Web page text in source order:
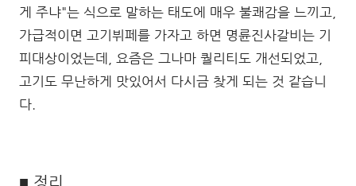
게 주냐"는 식으로 말하는 태도에 매우 불쾌감을 느끼고,
가급적이면 고기뷔페를 가자고 하면 명륜진사갈비는 기
피대상이었는데, 요즘은 그나마 퀄리티도 개선되었고,
고기도 무난하게 맛있어서 다시금 찾게 되는 것 같습니
다.